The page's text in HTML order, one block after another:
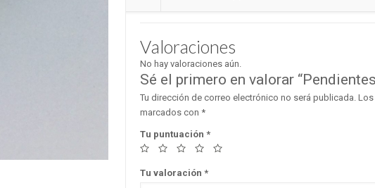
Valoraciones
No hay valoraciones aún.
Sé el primero en valorar
Tu dirección de correo electrónico no será publicada.
marcados con *
Tu puntuación *
Tu valoración *